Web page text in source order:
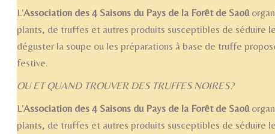
L'Association des 4 Saisons du Pays de la Forêt de Saoû
plants, de truffes et autres produits susceptibles de séduire
déguster la soupe ou les préparations à base de truffe
festive.
OU ET QUAND TROUVER DES TRUFFES NOIRES?
L'Association des 4 Saisons du Pays de la Forêt de Saoû
plants, de truffes et autres produits susceptibles de séduire